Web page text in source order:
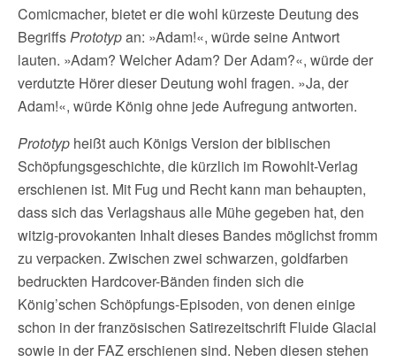
Comicmacher, bietet er die wohl kürzeste Deutung des
BegriffsPrototypan: »Adam!«, würde seine Antwort
lauten. »Adam? Welcher Adam? Der Adam?«, würde der
verdutzte Hörer dieser Deutung wohl fragen. »Ja, der
Adam!«, würde König ohne jede Aufregung antworten.
Prototyp heißt auch Königs Version der biblischen
Schöpfungsgeschichte, die kürzlich im Rowohlt-Verlag
erschienen ist. Mit Fug und Recht kann man behaupten,
dass sich das Verlagshaus alle Mühe gegeben hat, den
witzig-provokanten Inhalt dieses Bandes möglichst fromm
zu verpacken. Zwischen zwei schwarzen, goldfarben
bedruckten Hardcover-Bänden finden sich die
König’schen Schöpfungs-Episoden, von denen einige
schon in der französischen Satirezeitschrift Fluide Glacial
sowie in der FAZ erschienen sind. Neben diesen stehen